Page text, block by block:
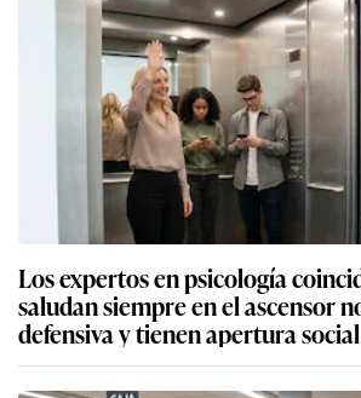
Los expertos en psicología
saludan siempre en el ascensor
defensiva y tienen apertura social